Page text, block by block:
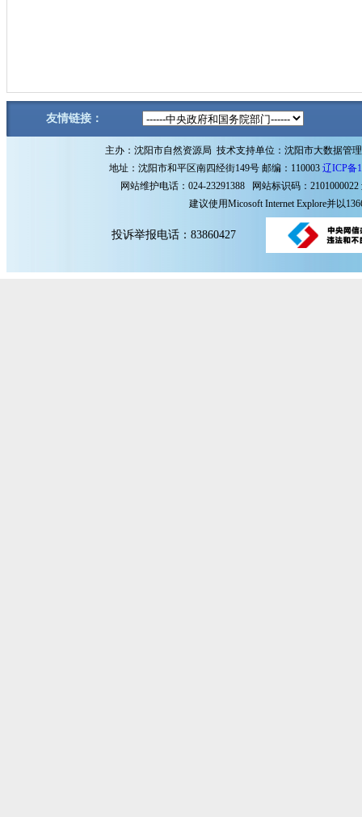
友情链接：
主办：沈阳市自然资源局 技术支持单位：沈阳市大数据管
地址：沈阳市和平区南四经街149号 邮编：110003 辽ICP备
网站维护电话：024-23291388 网站标识码：2101000022
建议使用Micosoft Internet Explore并以
投诉举报电话：83860427